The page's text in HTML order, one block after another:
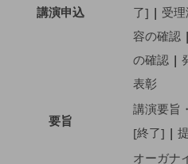
講演申込
了] | 受
容の確認 |
の確認 |
表彰
要旨
講演要旨
[終了] |
オーガナ